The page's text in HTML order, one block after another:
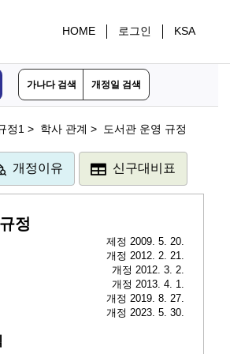
HOME 로그인 KSA
가나다 검색 개정일 검색
정1 > 학사 관계 > 도서관 운영 규정
개정이유 신구대비표
정
제정 2009. 5. 20.
개정 2012. 2. 21.
개정 2012. 3. 2.
개정 2013. 4. 1.
개정 2019. 8. 27.
개정 2023. 5. 30.